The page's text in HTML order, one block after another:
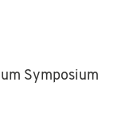
Symposium